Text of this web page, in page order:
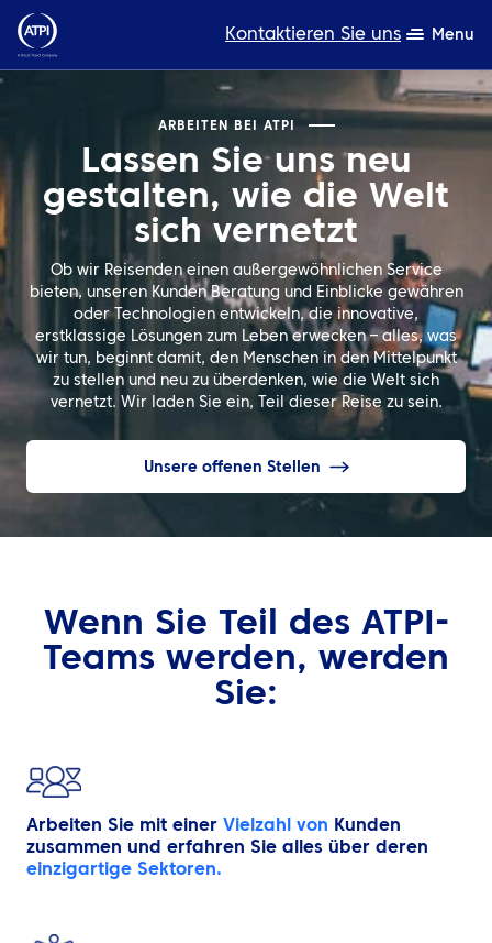
Kontaktieren Sie uns Menu
Produkte
Ressourcen
Über uns
Nachhaltigkeit
TravelHub Login
Suche
DE
ARBEITEN BEI ATPI
Lassen Sie uns neu
gestalten, wie die Welt
sich vernetzt
Ob wir Reisenden einen außergewöhnlichen Service
bieten, unseren Kunden Beratung und Einblicke gewähren
oder Technologien entwickeln, die innovative,
erstklassige Lösungen zum Leben erwecken – alles, was
wir tun, beginnt damit, den Menschen in den Mittelpunkt
zu stellen und neu zu überdenken, wie die Welt sich
vernetzt. Wir laden Sie ein, Teil dieser Reise zu sein.
Unsere offenen Stellen
Wenn Sie Teil des ATPI-
Teams werden, werden
Sie:
Arbeiten Sie mit einer Vielzahl von Kunden
zusammen und erfahren Sie alles über deren
einzigartige Sektoren.